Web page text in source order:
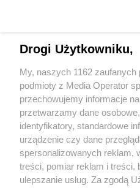
Wydawca mediówlokalnych
Nie zapomnij
zapoznać się z:
polityką prywatności
Twojemiasto
Drogi Użytkowniku,
My, naszych 1162 zaufanych
podmioty z Media Operator
przechowujemy informacje
przetwarzamy dane
identyfikatory, standardowe
urządzenie czy dane
spersonalizowanych reklam,
treści, pomiar reklam i treści,
ulepszanie usług. Za zgodą